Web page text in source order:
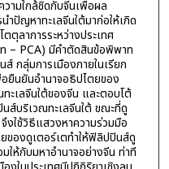
ามใกล้ชิดกับจีนเพื่อผล
ำปัญหาทะเลจีนใต้มาก่อให้เกิด
ลาการระหว่างประเทศ
PCA) มีคำตัดสินข้อพิพาท
กลุ่มการเมืองภายในเรียก
ยืนยันอำนาจอธิปไตยของ
ะเลจีนใต้ของจีน และตอบโต้
ส์บริเวณทะเลจีนใต้ ขณะที่ดู
งใช้วิธีแสวงหาความร่วมมือ
ของดูเตอร์เตทำให้ฟิลิปปินส์ดู
ให้กับมหาอำนาจอย่างจีน ท่าที